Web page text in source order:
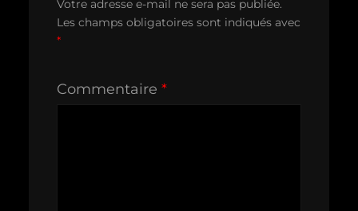
Votre adresse e-mail ne sera pas publiée.
Les champs obligatoires sont indiqués avec
*
Commentaire *